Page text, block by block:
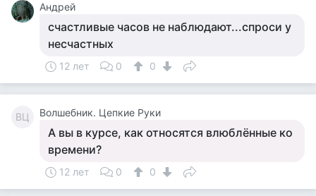
Андрей
счастливые часов не наблюдают...спроси у
несчастных
12 лет 0 0
ВЦ Волшебник. Цепкие Руки
А вы в курсе, как относятся влюблённые ко
времени?
12 лет 0 0